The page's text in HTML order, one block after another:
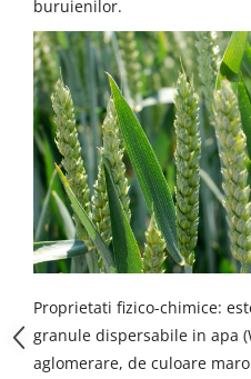
buruienilor.
Proprietati fizico-chimice:
granule dispersabile in apa
aglomerare, de culoare